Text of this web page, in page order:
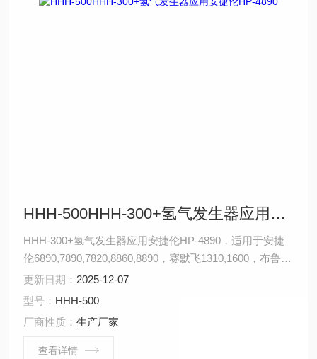
HHH-500HHH-300+氢气发生器应用安捷伦HP-4890
HHH-300+氢气发生器应用安捷伦HP-4890，适用于安捷
伦6890,7890,7820,8860,8890，赛默飞1310,1600，布鲁
克，PE580,580.690,600系列，岛津GC-2014，GC-
2010，磐诺，瓦里安3800，天瑞，天美，科创，鲁南瑞
更新日期： 2025-12-07
型号： HHH-500
厂商性质：生产厂家
查看详情